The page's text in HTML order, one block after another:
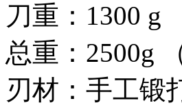
刀重：1300 g
总重：2500g
刃材：手工锻